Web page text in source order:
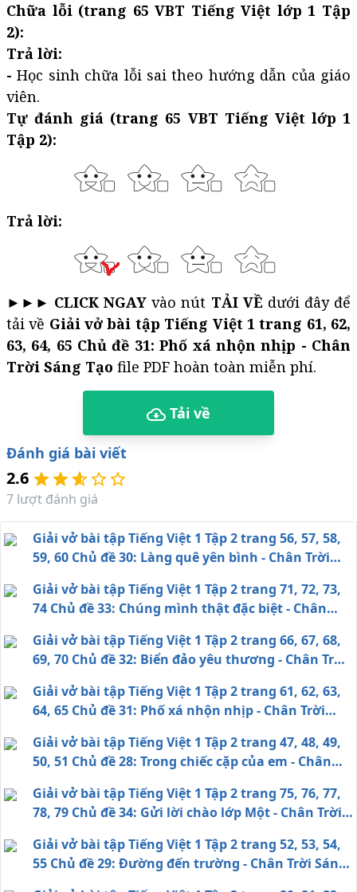
Chữa lỗi (trang 65 VBT Tiếng Việt lớp 1 Tập
2):
Trả lời:
-Học sinh chữa lỗi sai theo hướng dẫn của giáo
viên.
Tự đánh giá (trang 65 VBT Tiếng Việt lớp 1
Tập 2):
Trả lời:
►►► CLICK NGAY vào nút TẢI VỀdưới đây để
tải về Giải vở bài tập Tiếng Việt 1 trang 61, 62,
63, 64, 65 Chủ đề 31: Phố xá nhộn nhịp - Chân
Trời Sáng Tạo file PDF hoàn toàn miễn phí.
Tải về
Đánh giá bài viết
2.6
7 lượt đánh giá
Giải vở bài tập Tiếng Việt 1 Tập 2 trang 56, 57, 58,
59, 60 Chủ đề 30: Làng quê yên bình - Chân Trời
Giải vở bài tập Tiếng Việt 1 Tập 2 trang 71, 72, 73,
74 Chủ đề 33: Chúng mình thật đặc biệt - Chân
Giải vở bài tập Tiếng Việt 1 Tập 2 trang 66, 67, 68,
69, 70 Chủ đề 32: Biển đảo yêu thương - Chân Trời
Giải vở bài tập Tiếng Việt 1 Tập 2 trang 61, 62, 63,
64, 65 Chủ đề 31: Phố xá nhộn nhịp - Chân Trời
Giải vở bài tập Tiếng Việt 1 Tập 2 trang 47, 48, 49,
50, 51 Chủ đề 28: Trong chiếc cặp của em - Chân
Giải vở bài tập Tiếng Việt 1 Tập 2 trang 75, 76, 77,
78, 79 Chủ đề 34: Gửi lời chào lớp Một - Chân Trời
Giải vở bài tập Tiếng Việt 1 Tập 2 trang 52, 53, 54,
55 Chủ đề 29: Đường đến trường - Chân Trời Sáng